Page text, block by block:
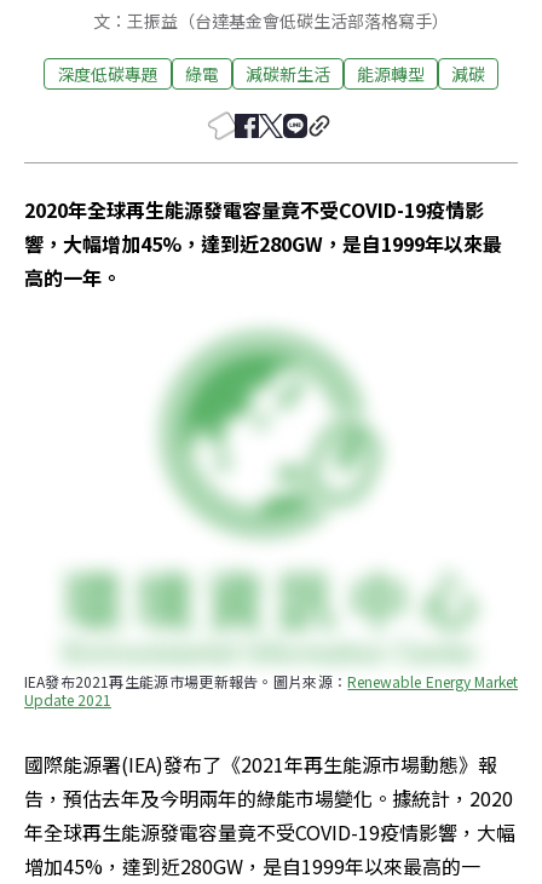
文：王振益（台達基金會低碳生活部落格寫手）
深度低碳專題 綠電 減碳新生活 能源轉型 減碳
2020年全球再生能源發電容量竟不受COVID-19疫情影
響，大幅增加45%，達到近280GW，是自1999年以來最
高的一年。
IEA發布2021再生能源市場更新報告。圖片來源：Renewable Energy Market
Update 2021
國際能源署(IEA)發布了《2021年再生能源市場動態》報
告，預估去年及今明兩年的綠能市場變化。據統計，2020
年全球再生能源發電容量竟不受COVID-19疫情影響，大幅
增加45%，達到近280GW，是自1999年以來最高的一